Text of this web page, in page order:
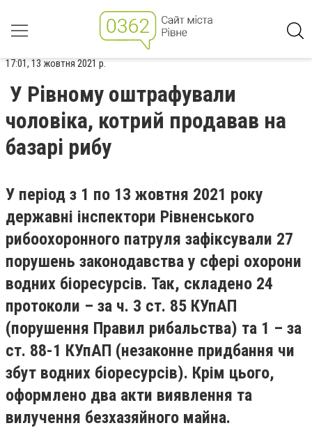
17:01, 13 жовтня 2021 р.
У Рівному оштрафували
чоловіка, котрий продавав на
базарі рибу
У період з 1 по 13 жовтня 2021 року
державні інспектори Рівненського
рибоохоронного патруля зафіксували 27
порушень законодавства у сфері охорони
водних біоресурсів. Так, складено 24
протоколи – за ч. 3 ст. 85 КУпАП
(порушення Правил рибальства) та 1 – за
ст. 88-1 КУпАП (незаконне придбання чи
збут водних біоресурсів). Крім цього,
оформлено два акти виявлення та
вилучення безхазяйного майна.